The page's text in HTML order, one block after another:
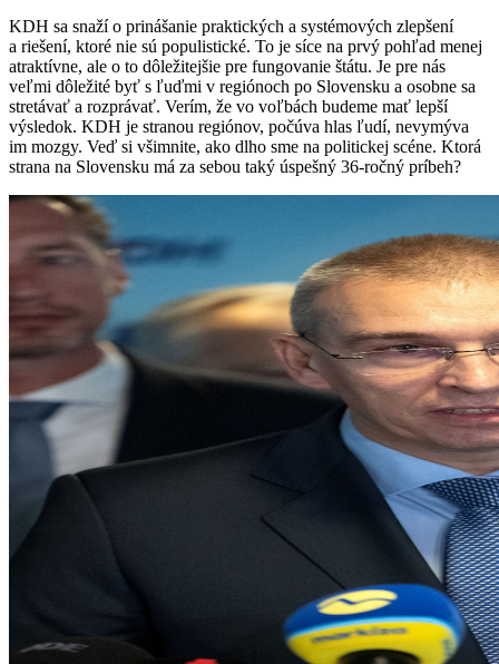
KDH sa snaží o prinášanie praktických a systémových zlepšení
a riešení, ktoré nie sú populistické. To je síce na prvý pohľad menej
atraktívne, ale o to dôležitejšie pre fungovanie štátu. Je pre nás
veľmi dôležité byť s ľuďmi v regiónoch po Slovensku a osobne sa
stretávať a rozprávať. Verím, že vo voľbách budeme mať lepší
výsledok. KDH je stranou regiónov, počúva hlas ľudí, nevymýva
im mozgy. Veď si všimnite, ako dlho sme na politickej scéne. Ktorá
strana na Slovensku má za sebou taký úspešný 36-ročný príbeh?